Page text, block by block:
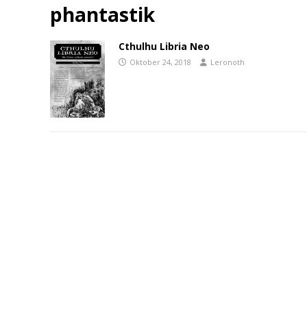
phantastik
Cthulhu Libria Neo
Oktober 24, 2018 Leronoth